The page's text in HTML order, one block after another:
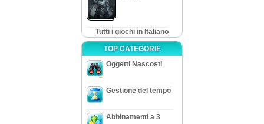
Tutti i giochi in Italiano
TOP CATEGORIE
Oggetti Nascosti
Gestione del tempo
Abbinamenti a 3